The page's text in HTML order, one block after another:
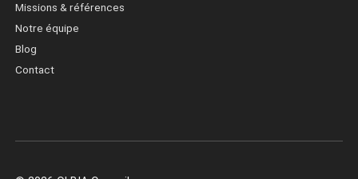
Missions & références
Notre équipe
Blog
Contact